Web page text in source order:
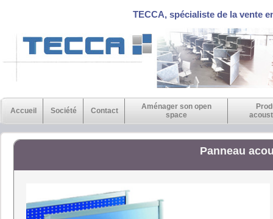
TECCA, spécialiste de la vente
Accueil Société Contact
Aménager son open
space
Panneau